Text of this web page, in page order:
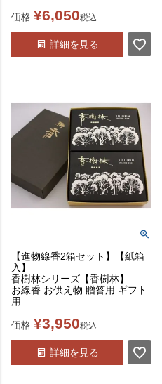
価格 ¥6,050税込
詳細を見る
【進物線香2箱セット】【紙箱
入】
香樹林シリーズ【香樹林】
お線香 お供え物 贈答用 ギフト
用
価格 ¥3,950税込
詳細を見る